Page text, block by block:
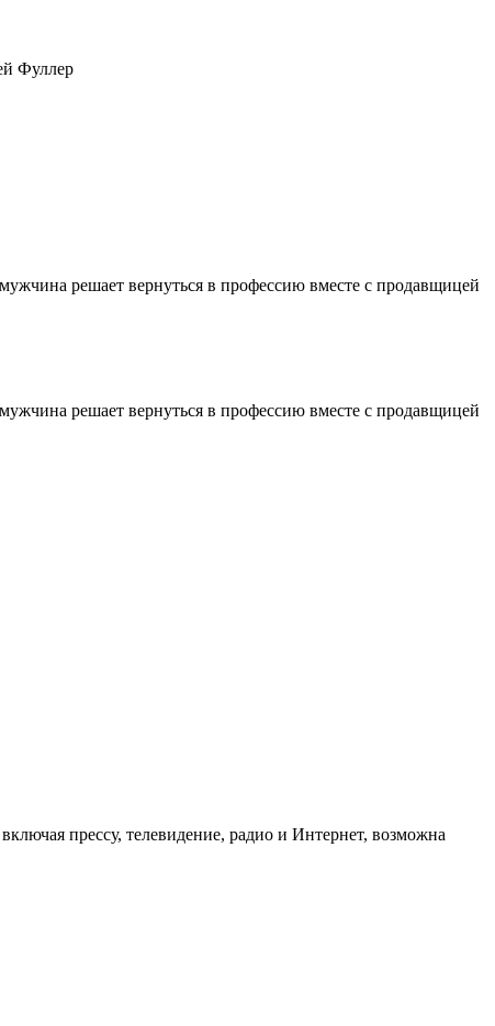
Фуллер
решает вернуться в профессию вместе с продавщицей
решает вернуться в профессию вместе с продавщицей
прессу, телевидение, радио и Интернет, возможна